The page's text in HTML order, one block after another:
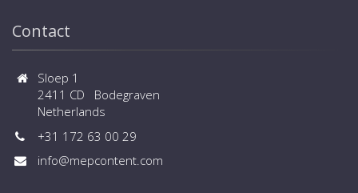
</span>bij voorwandmontage separaat bestellen:
style='margin-left:10px' pim-sa-id='PM-000132' pim-
de-id='06'><span style='position:absolute;margin-
left:-10px;'>-</span>staal</div><div style='margin-
<span style='position:absolute;margin-left:-10px;'>-
</span>integratie in Prevista Dry Plus</div><div pim-
Contact
Sloep 1
2411 CD Bodegraven
Netherlands
+31 172 63 00 29
info@mepcontent.com